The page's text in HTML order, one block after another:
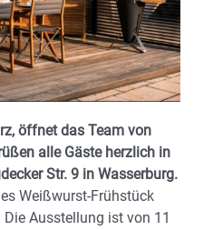
öffnet das Team von
alle Gäste herzlich in
Str. 9 in Wasserburg.
Weißwurst-Frühstück
Ausstellung ist von 11